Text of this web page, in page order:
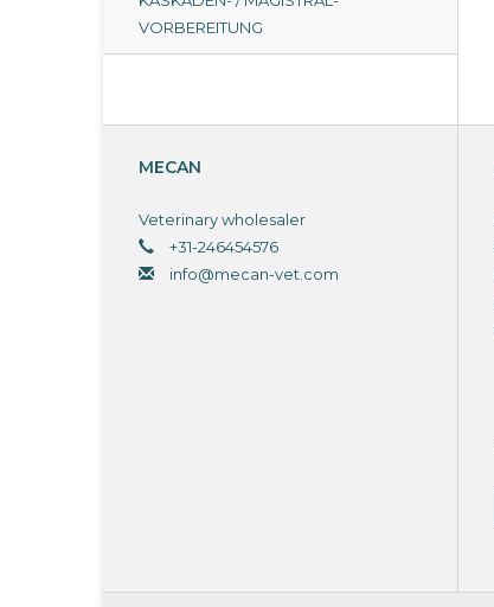
VORBEREITUNG
MECAN
Veterinary wholesaler
+31-246454576
info@mecan-vet.com